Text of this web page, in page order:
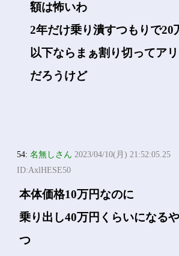
額は怖いわ
2年だけ乗り潰すつもりで20
以下ならまぁ割り切ってアリ
だろうけど
54:名無しさん 2023/04/10(月) 21:52:05.25
ID:AxlHESE50
本体価格10万円なのに
乗り出し40万円くらいになるや
つ